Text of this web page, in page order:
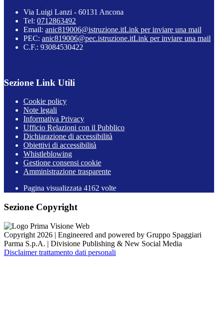
Via Luigi Lanzi - 60131 Ancona
Tel: 0712863492
Email: anic819006@istruzione.itLink per inviare una mail
PEC: anic819006@pec.istruzione.itLink per inviare una mail
C.F.: 93084530422
Sezione Link Utili
Cookie policy
Note legali
Informativa Privacy
Ufficio Relazioni con il Pubblico
Dichiarazione di accessibilità
Obiettivi di accessibilità
Whistleblowing
Gestione consensi cookie
Amministrazione trasparente
Pagina visualizzata 4162 volte
Sezione Copyright
Copyright 2026 | Engineered and powered by Gruppo Spaggiari
Parma S.p.A. | Divisione Publishing & New Social Media
Disclaimer trattamento dati personali